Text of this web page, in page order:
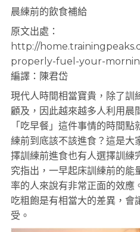
晨練前的飲食補給
原文出處：
http://
properly-fuel-your-
編譯：陳君岱
現代人時間相當寶貴，除了訓
顧及，因此越來越多人利用晨
「吃早餐」這件事情的時間
練前到底該不該進食？這是大
擇訓練前進食也有人選擇訓練
究指出，一早起床訓練前的能
率的人來說有非常正面的效應
吃粗飽是有相當大的差異，會
受。